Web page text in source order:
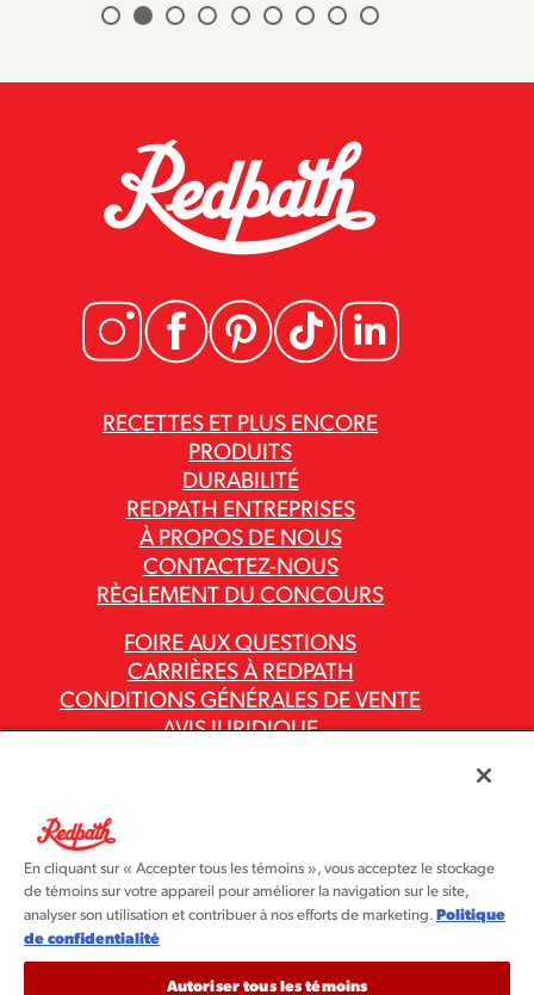
RECETTES ET PLUS ENCORE
PRODUITS
DURABILITÉ
REDPATH ENTREPRISES
À PROPOS DE NOUS
CONTACTEZ-NOUS
RÈGLEMENT DU CONCOURS
FOIRE AUX QUESTIONS
CARRIÈRES À REDPATH
CONDITIONS GÉNÉRALES DE VENTE
AVIS JURIDIQUE
CONTRE L’ESCLAVAGE MODERNE
CODES ET POLITIQUES DU GROUPE ASR
En cliquant sur « Accepter tous les témoins », vous acceptez le stockage
de témoins sur votre appareil pour améliorer la navigation sur le site,
analyser son utilisation et contribuer à nos efforts de marketing.Politique
de confidentialité
Autoriser tous les témoins